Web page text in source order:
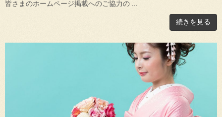
皆さまのホームページ掲載へのご協力の ...
続きを見る